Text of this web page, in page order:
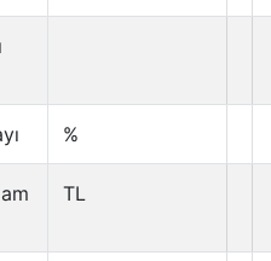
%
TL